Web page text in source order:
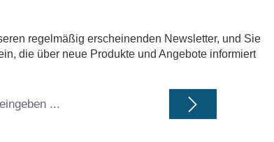
regelmäßig erscheinenden Newsletter, und Sie
die über neue Produkte und Angebote informiert